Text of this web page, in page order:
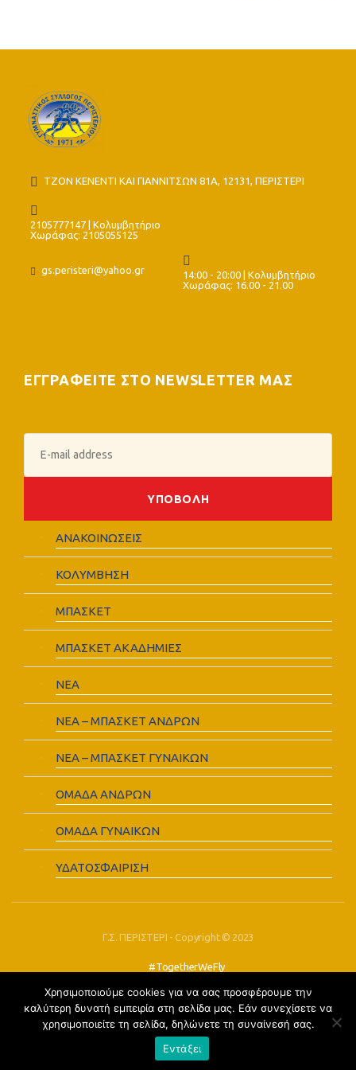
ΤΖΟΝ ΚΕΝΕΝΤΙ ΚΑΙ ΓΙΑΝΝΙΤΣΩΝ 81Α, 12131, ΠΕΡΙΣΤΕΡΙ
2105777147 | Κολυμβητήριο
Χωράφας: 2105055125
gs.peristeri@yahoo.gr
14:00 - 20:00 | Κολυμβητήριο
Χωράφας: 16.00 - 21.00
ΕΓΓΡΑΦΕΙΤΕ ΣΤΟ NEWSLETTER ΜΑΣ
ΑΝΑΚΟΙΝΩΣΕΙΣ
ΚΟΛΥΜΒΗΣΗ
ΜΠΑΣΚΕΤ
ΜΠΑΣΚΕΤ ΑΚΑΔΗΜΙΕΣ
ΝΕΑ
ΝΕΑ – ΜΠΑΣΚΕΤ ΑΝΔΡΩΝ
ΝΕΑ – ΜΠΑΣΚΕΤ ΓΥΝΑΙΚΩΝ
ΟΜΑΔΑ ΑΝΔΡΩΝ
ΟΜΑΔΑ ΓΥΝΑΙΚΩΝ
ΥΔΑΤΟΣΦΑΙΡΙΣΗ
Γ.Σ. ΠΕΡΙΣΤΕΡΙ - Copyright © 2023
#TogetherWeFly
FOLLOW US:
Χρησιμοποιούμε cookies για να σας προσφέρουμε την
καλύτερη δυνατή εμπειρία στη σελίδα μας. Εάν συνεχίσετε να
χρησιμοποιείτε τη σελίδα, δηλώνετε τη συναίνεσή σας.
Εντάξει